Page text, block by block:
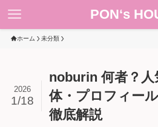
PON‘s
ホーム 未分類
noburin 何者？
体・プロフィー
徹底解説
2026
1/18